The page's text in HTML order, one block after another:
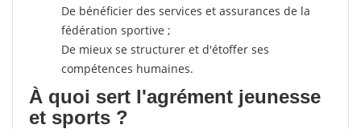
De bénéficier des services et assurances de la
fédération sportive ;
De mieux se structurer et d'étoffer ses
compétences humaines.
À quoi sert l'agrément jeunesse
et sports ?